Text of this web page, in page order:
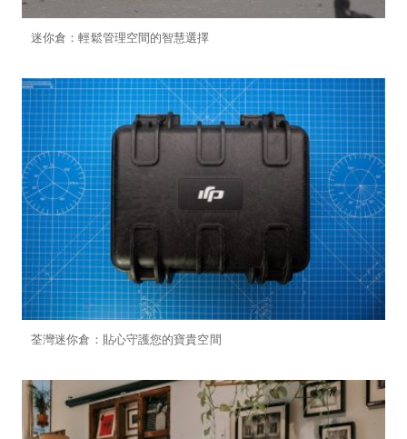
迷你倉：輕鬆管理空間的智慧選擇
荃灣迷你倉：貼心守護您的寶貴空間